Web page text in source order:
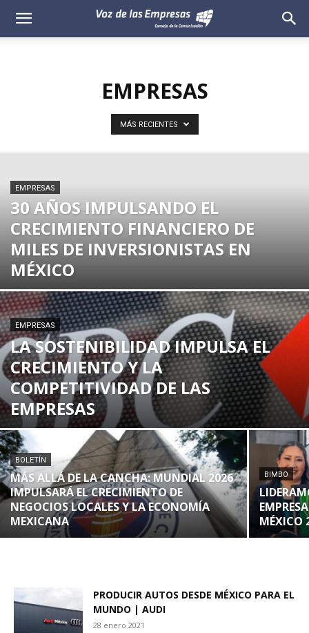
Voz
EMPRESAS
MÁS RECIENTES
EMPRESAS
30 AÑOS IMPULSANDO EL
CRECIMIENTO FINANCIERO DE
MILES DE INVERSIONISTAS EN
MÉXICO
EMPRESAS
LA SOSTENIBILIDAD IMPULSA EL
CRECIMIENTO Y LA
COMPETITIVIDAD DE LAS
EMPRESAS
BOLETÍN
MÁS ALLÁ DE LA CANCHA: MUNDIAL 2026
IMPULSARÁ EL CRECIMIENTO DE
NEGOCIOS LOCALES Y LA ECONOMÍA
MEXICANA
BIMBO
MÉXICO
PRODUCIR AUTOS DESDE MÉXICO PARA EL
MUNDO | AUDI
28 enero 2021